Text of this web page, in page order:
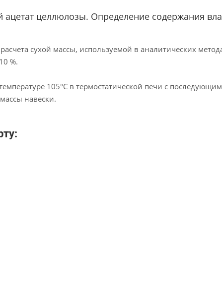
целлюлозы. Определение содержания
сухой массы, используемой в аналитических
%.
105°С в термостатической печи с
навески.